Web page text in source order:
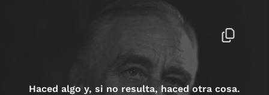
Haced algo y, si no resulta, haced otra cosa.